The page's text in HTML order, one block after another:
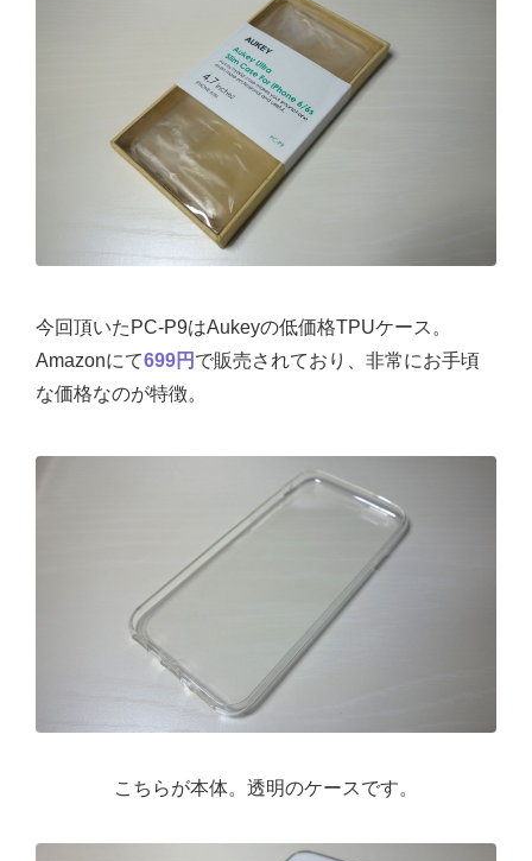
今回頂いたPC-P9はAukeyの低価格TPUケース。
Amazonにて699円 で販売されており、非常にお手頃
な価格なのが特徴。
こちらが本体。透明のケースです。